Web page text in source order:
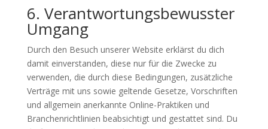
6. Verantwortungsbewusster
Umgang
Durch den Besuch unserer Website erklärst du dich
damit einverstanden, diese nur für die Zwecke zu
verwenden, die durch diese Bedingungen, zusätzliche
Verträge mit uns sowie geltende Gesetze, Vorschriften
und allgemein anerkannte Online-Praktiken und
Branchenrichtlinien beabsichtigt und gestattet sind. Du